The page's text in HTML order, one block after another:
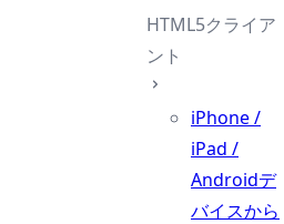
HTML5クライア
ント
iPhone /
iPad /
Androidデ
バイスから